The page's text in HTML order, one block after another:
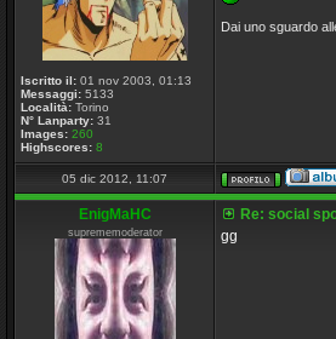
Iscritto il: 01 nov 2003, 01:13
Messaggi: 5133
Località: Torino
N° Lanparty: 31
Images: 260
Highscores: 8
Dai uno sguardo
05 dic 2012, 11:07
EnigMaHC
suprememoderator
Re: social
gg